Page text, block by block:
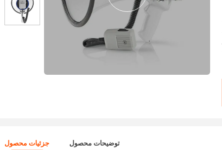
جزئیات محصول توضیحات محصول